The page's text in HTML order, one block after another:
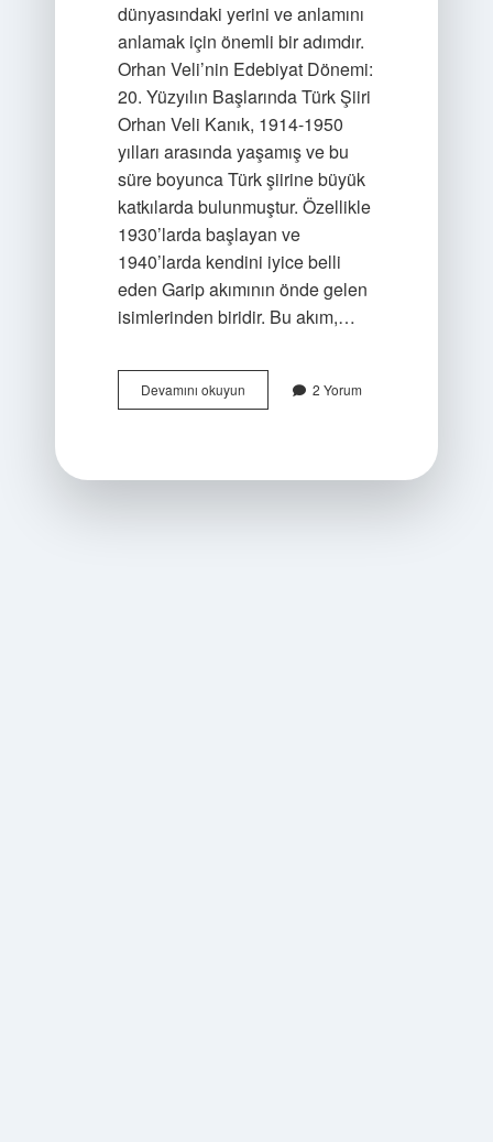
dünyasındaki yerini ve anlamını
anlamak için önemli bir adımdır.
Orhan Veli’nin Edebiyat Dönemi:
20. Yüzyılın Başlarında Türk Şiiri
Orhan Veli Kanık, 1914-1950
yılları arasında yaşamış ve bu
süre boyunca Türk şiirine büyük
katkılarda bulunmuştur. Özellikle
1930’larda başlayan ve
1940’larda kendini iyice belli
eden Garip akımının önde gelen
isimlerinden biridir. Bu akım,…
Devamını okuyunOrhan
Veli
2 Yorum